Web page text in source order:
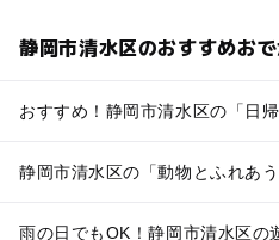
静岡市清水区のおすすめお
おすすめ！静岡市清水区の「日
静岡市清水区の「動物とふれあ
雨の日でもOK！静岡市清水区の